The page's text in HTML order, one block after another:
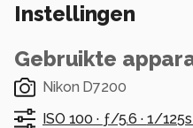
Alle rechten voorbehouden
Instellingen
Gebruikte
Nikon D7200
ISO 100 · ƒ/5.6 · 1/125s